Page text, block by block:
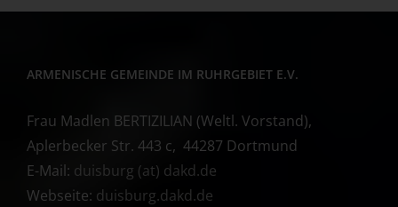
ARMENISCHE GEMEINDE IM RUHRGEBIET E.V.
Frau Madlen BERTIZILIAN (Weltl. Vorstand),
Aplerbecker Str. 443 c, 44287 Dortmund
E-Mail: duisburg (at) dakd.de
Webseite: duisburg.dakd.de